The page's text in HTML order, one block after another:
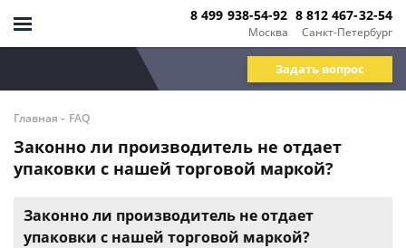
Москва
8 499 938-54-92
Санкт-Петербург
8 812 467-32-54
Задать вопрос
Главная - FAQ
Законно ли производитель не отдает
упаковки с нашей торговой маркой?
Законно ли производитель не отдает
упаковки с нашей торговой маркой?